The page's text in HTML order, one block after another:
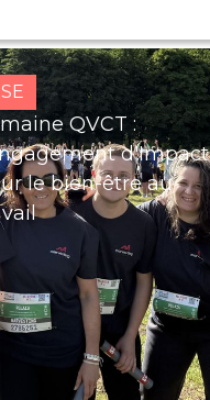
QVCT :
d'Impact
le bien-être au